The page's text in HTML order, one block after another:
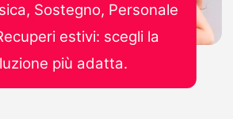
Sostegno, Personale
estivi: scegli la
più adatta.